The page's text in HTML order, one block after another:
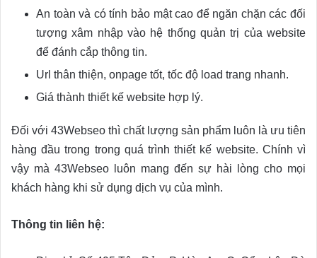
An toàn và có tính bảo mật cao để ngăn chặn các đối
tượng xâm nhập vào hệ thống quản trị của website
để đánh cắp thông tin.
Url thân thiện, onpage tốt, tốc độ load trang nhanh.
Giá thành thiết kế website hợp lý.
Đối với 43Webseo thì chất lượng sản phẩm luôn là ưu tiên
hàng đầu trong trong quá trình thiết kế website. Chính vì
vậy mà 43Webseo luôn mang đến sự hài lòng cho mọi
khách hàng khi sử dụng dịch vụ của mình.
Thông tin liên hệ: